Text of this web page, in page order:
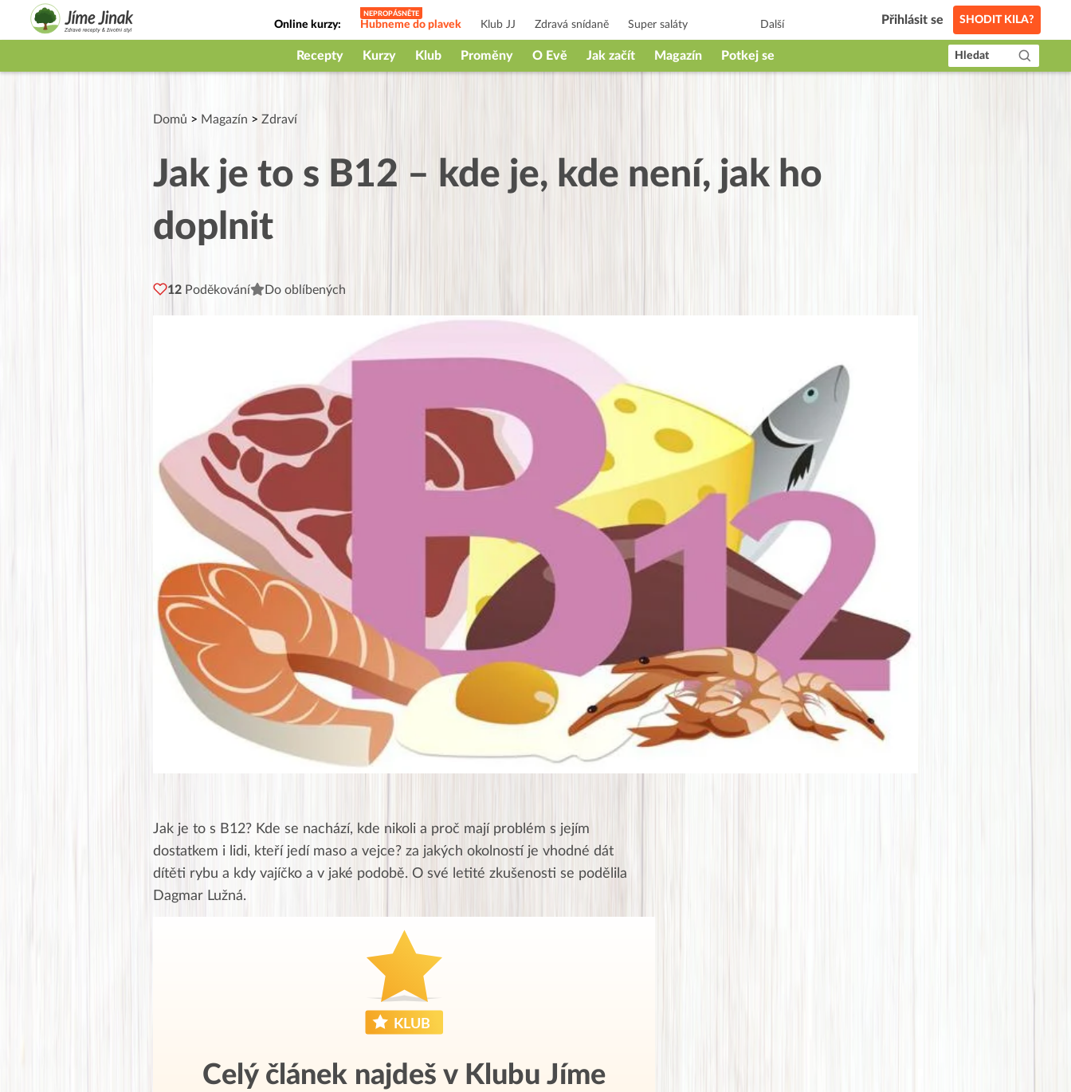
Online kurzy: Hubneme do plavek Klub JJ Zdravá snídaně Super saláty
Jak na babičky
Další Přihlásit se SHODIT KILA?
Recepty Kurzy Klub Proměny O Evě Jak začít Magazín Potkej se Hledat
Domů > Magazín > Zdraví
Jak je to s B12 – kde je, kde není, jak ho
doplnit
12 Poděkování Do oblíbených
Jak je to s B12? Kde se nachází, kde nikoli a proč mají problém s jejím
dostatkem i lidi, kteří jedí maso a vejce? za jakých okolností je vhodné dát
dítěti rybu a kdy vajíčko a v jaké podobě. O své letité zkušenosti se podělila
Dagmar Lužná.
Celý článek najdeš v Klubu Jíme